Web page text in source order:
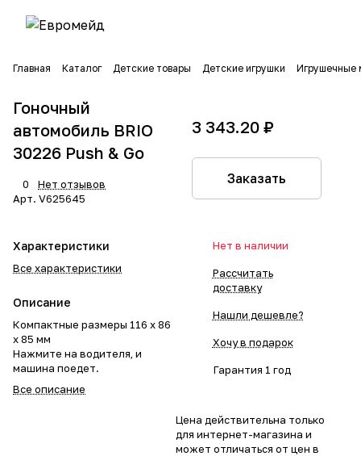
Главная Каталог Детские товары Детские игрушки Игрушечные
Гоночный
автомобиль BRIO
30226 Push & Go
0
Нет отзывов
Арт. V625645
Характеристики
Все характеристики
Описание
Компактные размеры 116 х 86
х 85 мм
Нажмите на водителя, и
машина поедет.
Все описание
3 343.20 ₽
Заказать
Нет в наличии
Рассчитать
доставку
Нашли дешевле?
Хочу в подарок
Гарантия 1 год
Цена действительна только
для интернет-магазина и
может отличаться от цен в